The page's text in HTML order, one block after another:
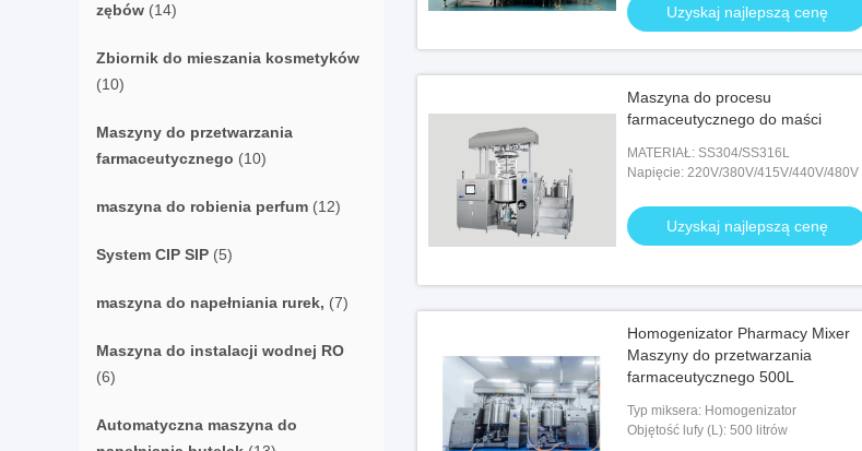
zębów (14)
Zbiornik do mieszania kosmetyków
(10)
Maszyny do przetwarzania
farmaceutycznego (10)
maszyna do robienia perfum (12)
System CIP SIP (5)
maszyna do napełniania rurek, (7)
Maszyna do instalacji wodnej RO
(6)
Automatyczna maszyna do
Uzyskaj najlepszą cenę
Maszyna do procesu
farmaceutycznego do maści
MATERIAŁ: SS304/SS316L
Napięcie: 220V/380V/415V/440V/480V
Uzyskaj najlepszą cenę
Homogenizator Pharmacy Mixer
Maszyny do przetwarzania
farmaceutycznego 500L
Typ miksera: Homogenizator
Objętość lufy (L): 500 litrów